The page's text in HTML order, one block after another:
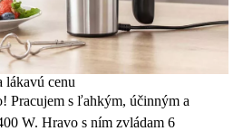
lákavú cenu
Pracujem s ľahkým, účinným a
W. Hravo s ním zvládam 6